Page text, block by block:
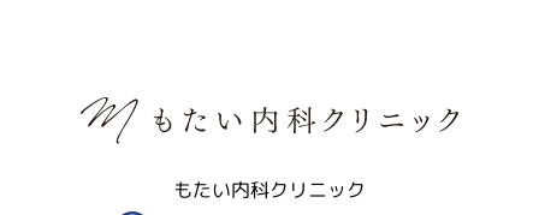
もたい内科クリニック